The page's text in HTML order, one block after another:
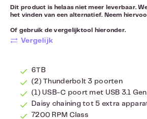
Dit product is helaas niet meer leverbaar.
het vinden van een alternatief. Neem
Of gebruik de vergelijktool hieronder.
Vergelijk
6TB
(2) Thunderbolt 3 poorten
(1) USB-C poort met USB 3.1
Daisy chaining tot 5 extra
7200 RPM Class